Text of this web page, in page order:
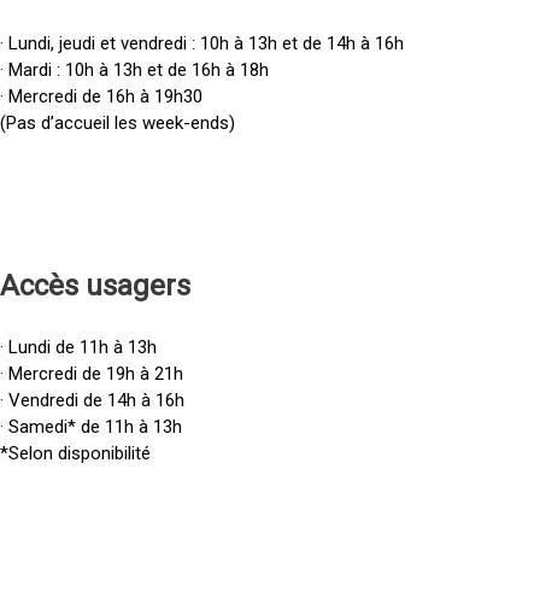
· Lundi, jeudi et vendredi : 10h à 13h et de 14h à 16h
· Mardi : 10h à 13h et de 16h à 18h
· Mercredi de 16h à 19h30
(Pas d’accueil les week-ends)
Accès usagers
· Lundi de 11h à 13h
· Mercredi de 19h à 21h
· Vendredi de 14h à 16h
· Samedi* de 11h à 13h
*Selon disponibilité